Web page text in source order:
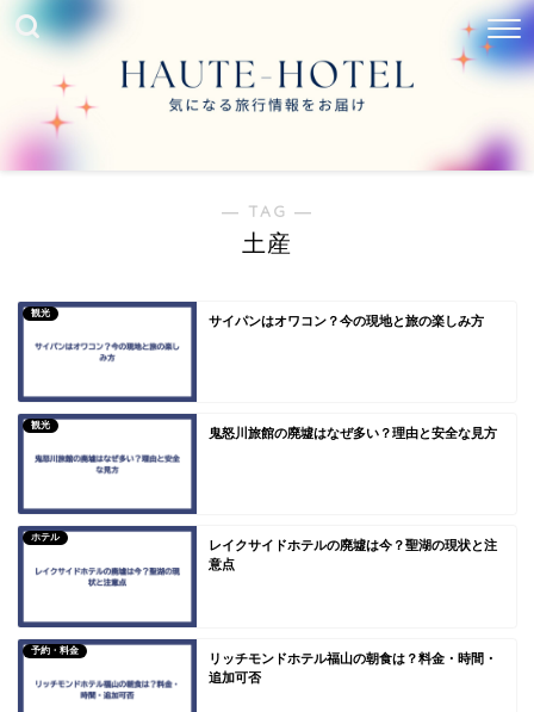
― TAG ―
土産
観光
サイパンはオワコン？今の現地と旅の楽しみ方
観光
鬼怒川旅館の廃墟はなぜ多い？理由と安全な見方
ホテル
レイクサイドホテルの廃墟は今？聖湖の現状と注
意点
予約・料金
リッチモンドホテル福山の朝食は？料金・時間・
追加可否